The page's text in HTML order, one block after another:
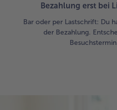
Bezahlung erst bei
Bar oder per Lastschrift: Du
der Bezahlung.